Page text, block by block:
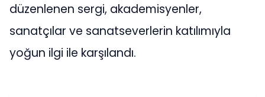
düzenlenen sergi, akademisyenler,
sanatçılar ve sanatseverlerin katılımıyla
yoğun ilgi ile karşılandı.